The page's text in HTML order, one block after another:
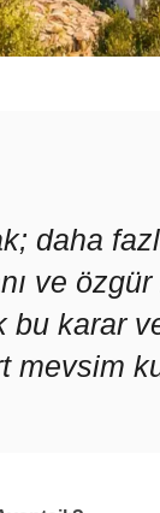
daha
ve
karar